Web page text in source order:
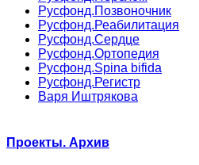
Русфонд.Позвоночник
Русфонд.Реабилитация
Русфонд.Сердце
Русфонд.Ортопедия
Русфонд.Spina bifida
Русфонд.Регистр
Варя Иштрякова
Проекты. Архив